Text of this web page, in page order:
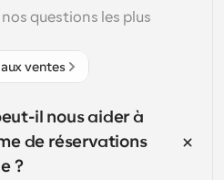
questions les plus
ventes
il nous aider à
de réservations
?